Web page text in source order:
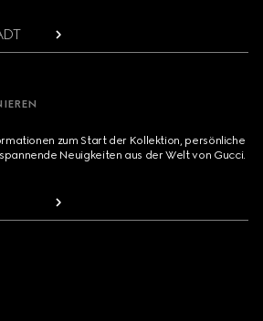
zum Start der Kollektion, persönliche
Neuigkeiten aus der Welt von Gucci.